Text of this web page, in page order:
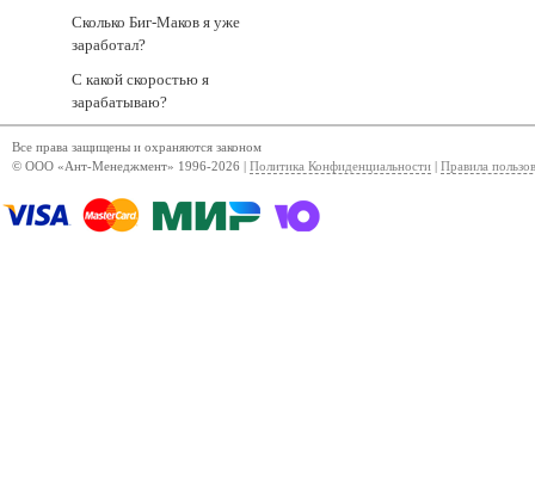
Сколько Биг-Маков я уже
заработал?
С какой скоростью я
зарабатываю?
Все права защищены и охраняются законом
© ООО «Ант-Менеджмент» 1996-2026 | Политика Конфиденциальности Правила